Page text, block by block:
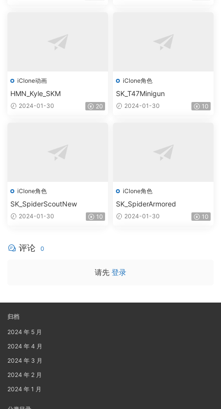
iClone动画
HMN_Kyle_SKM
2024-01-30 20
iClone角色
SK_T47Minigun
2024-01-30 10
iClone角色
SK_SpiderScoutNew
2024-01-30 10
iClone角色
SK_SpiderArmored
2024-01-30 10
评论 0
请先 登录
归档
2024 年 5 月
2024 年 4 月
2024 年 3 月
2024 年 2 月
2024 年 1 月